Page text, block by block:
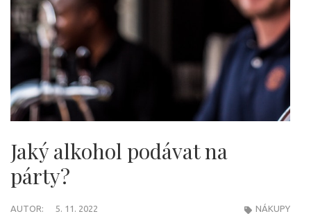
Jaký alkohol podávat na
párty?
AUTOR: 5. 11. 2022 NÁKUPY